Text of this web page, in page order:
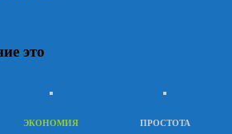
это
ЭКОНОМИЯ ПРОСТОТА